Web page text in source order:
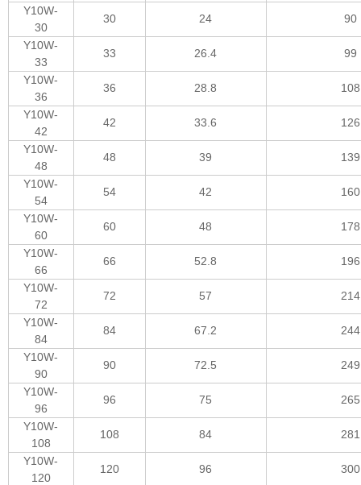
Y10W-
30
30 24 90
Y10W-
33
33 26.4 99
Y10W-
36
36 28.8 108
Y10W-
42
42 33.6 126
Y10W-
48
48 39 139
Y10W-
54
54 42 160
Y10W-
60
60 48 178
Y10W-
66
66 52.8 196
Y10W-
72
72 57 214
Y10W-
84
84 67.2 244
Y10W-
90
90 72.5 249
Y10W-
96
96 75 265
Y10W-
108
108 84 281
Y10W-
120
120 96 300